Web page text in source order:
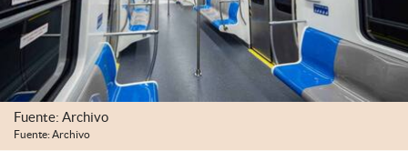
Fuente: Archivo
Fuente: Archivo